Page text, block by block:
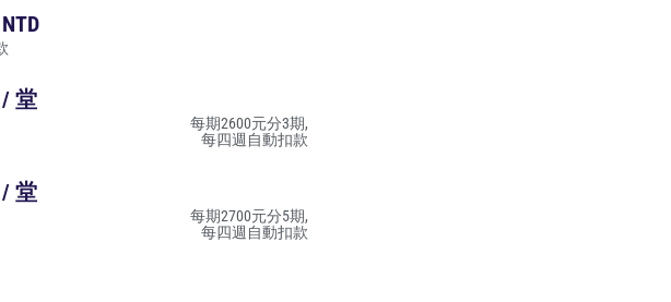
/ 堂
每期2600元分3期,
每四週自動扣款
/ 堂
每期2700元分5期,
每四週自動扣款